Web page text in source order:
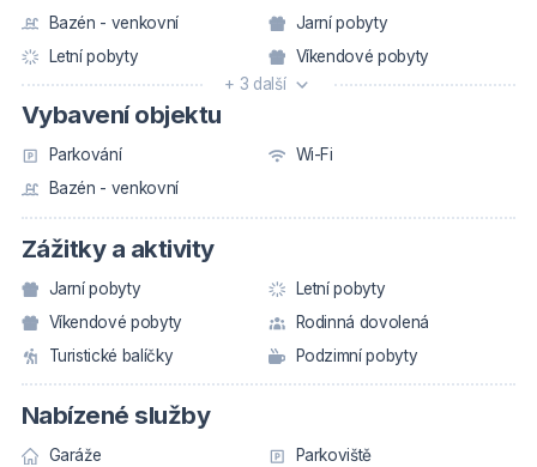
Bazén - venkovní
Jarní pobyty
Letní pobyty
Víkendové pobyty
+ 3 další
Vybavení objektu
Parkování
Wi-Fi
Bazén - venkovní
Zážitky a aktivity
Jarní pobyty
Letní pobyty
Víkendové pobyty
Rodinná dovolená
Turistické balíčky
Podzimní pobyty
Nabízené služby
Garáže
Parkoviště